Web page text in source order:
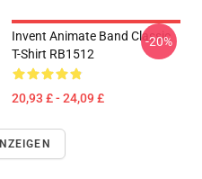
Invent Animate Band Classic
T-Shirt RB1512
20,93 £ - 24,09 £
-20%